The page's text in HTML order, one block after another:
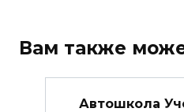
Вам также
Автошкола